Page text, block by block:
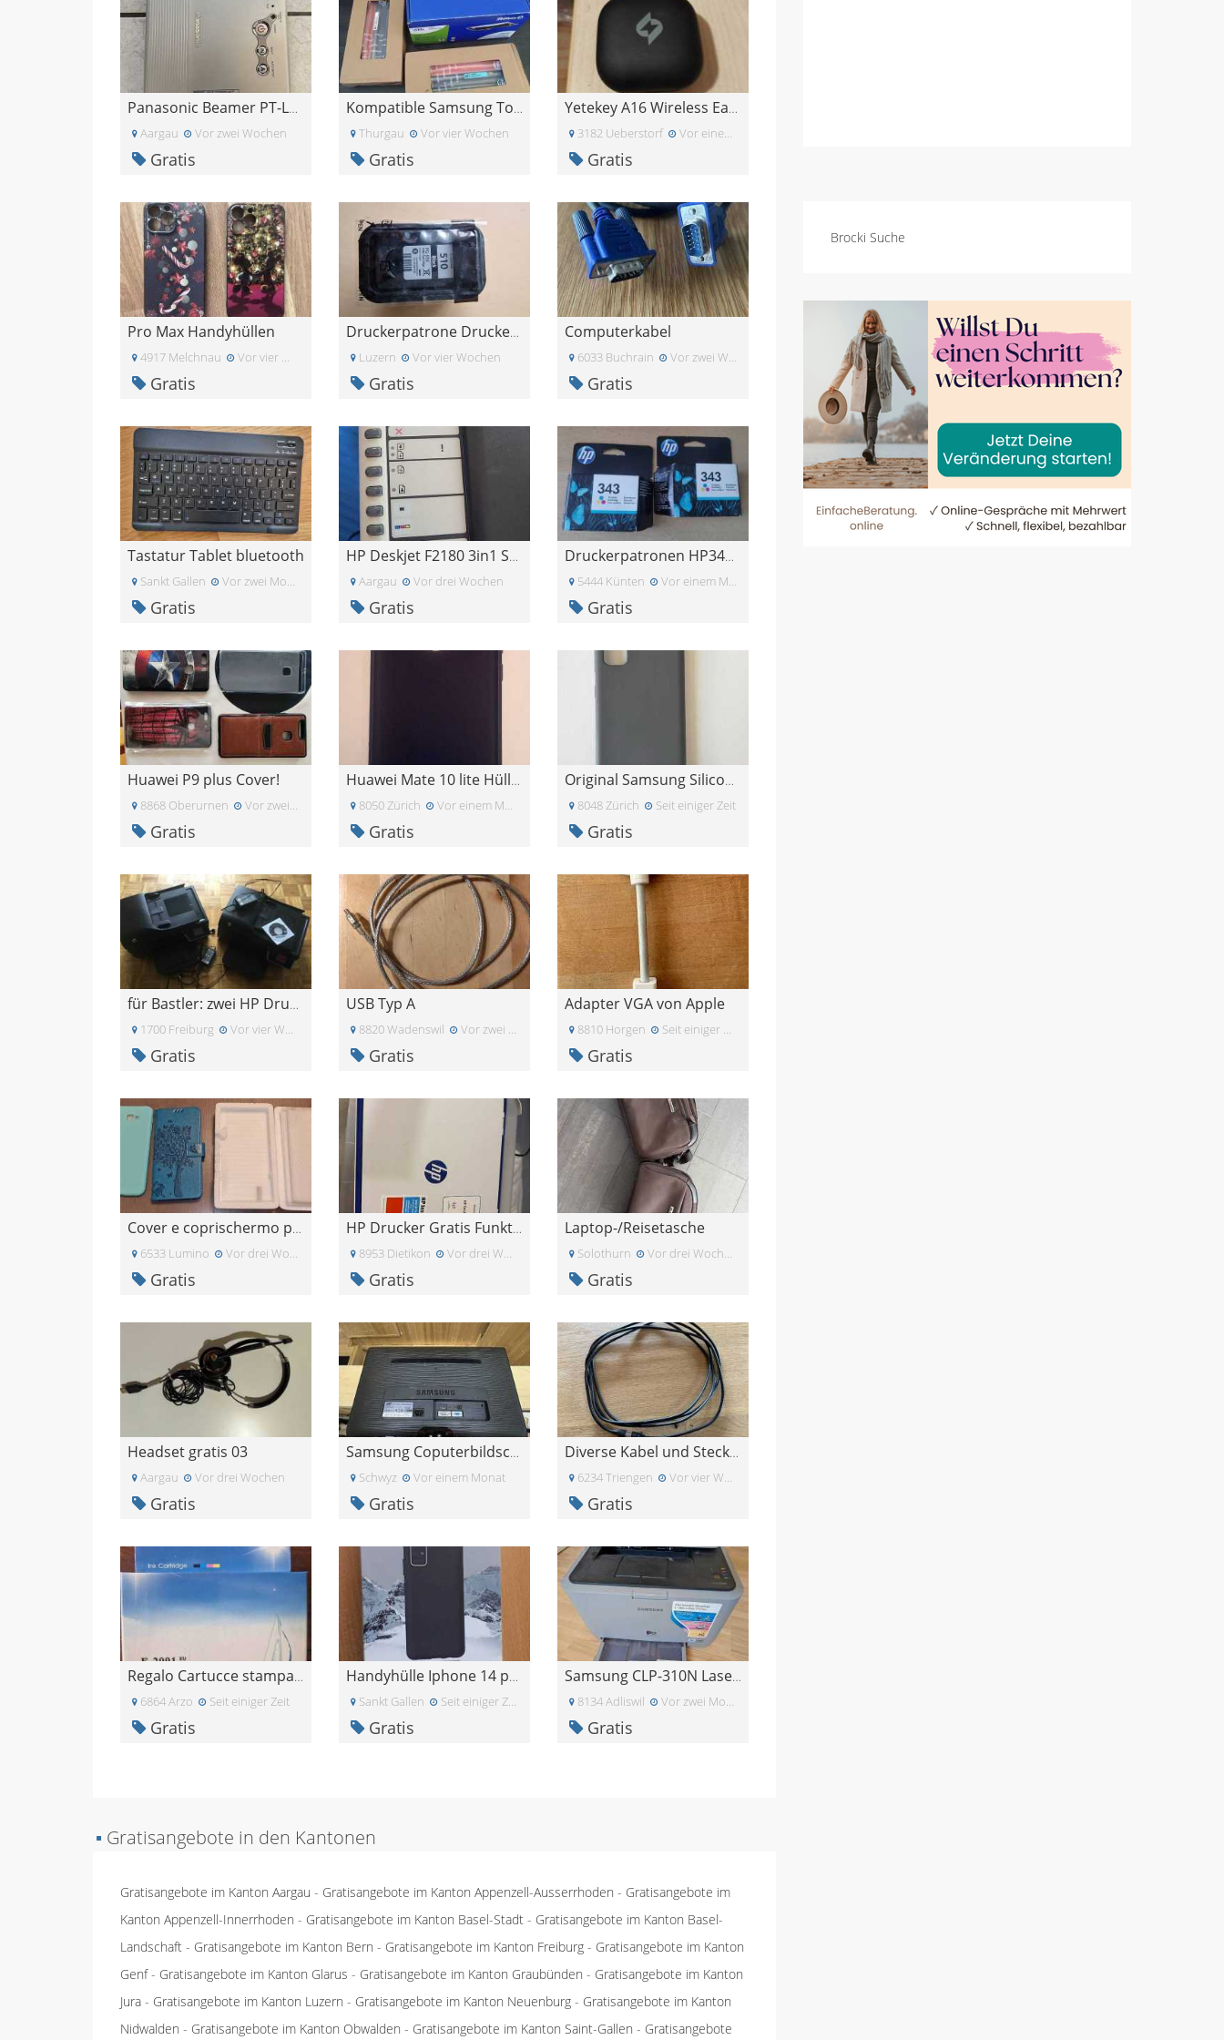
Brocki Suche
Panasonic Beamer PT-LB10NTE
Aargau Vor zwei Wochen
Gratis
Kompatible Samsung Toner CLT-K406S / CLT-C406S
Thurgau Vor vier Wochen
Gratis
Yetekey A16 Wireless Earbuds nur rechts
3182 Ueberstorf Vor einem Monat
Gratis
Pro Max Handyhüllen
4917 Melchnau Vor vier Wochen
Gratis
Druckerpatrone Druckertinte
Luzern Vor vier Wochen
Gratis
Computerkabel
6033 Buchrain Vor zwei Wochen
Gratis
Tastatur Tablet bluetooth
Sankt Gallen Vor zwei Monaten
Gratis
HP Deskjet F2180 3in1 Scanner,Drucker, Kopiergerät
Aargau Vor drei Wochen
Gratis
Druckerpatronen HP343 Farbpatronen HP 343
5444 Künten Vor einem Monat
Gratis
Huawei P9 plus Cover!
8868 Oberurnen Vor zwei Monaten
Gratis
Huawei Mate 10 lite Hülle blau
8050 Zürich Vor einem Monat
Gratis
Original Samsung Silicone Cover für Galaxy S20
8048 Zürich Seit einiger Zeit
Gratis
für Bastler: zwei HP Drucker
1700 Freiburg Vor vier Wochen
Gratis
USB Typ A
8820 Wadenswil Vor zwei Monaten
Gratis
Adapter VGA von Apple
8810 Horgen Seit einiger Zeit
Gratis
Cover e coprischermo per J4+
6533 Lumino Vor drei Wochen
Gratis
HP Drucker Gratis Funktioniert
8953 Dietikon Vor drei Wochen
Gratis
Laptop-/Reisetasche
Solothurn Vor drei Wochen
Gratis
Headset gratis 03
Aargau Vor drei Wochen
Gratis
Samsung Coputerbildschirm 23zoll
Schwyz Vor einem Monat
Gratis
Diverse Kabel und Stecker
6234 Triengen Vor vier Wochen
Gratis
Regalo Cartucce stampante epsom
6864 Arzo Seit einiger Zeit
Gratis
Handyhülle Iphone 14 pro max - neu
Sankt Gallen Seit einiger Zeit
Gratis
Samsung CLP-310N Laserdrucker
8134 Adliswil Vor zwei Monaten
Gratis
▪ Gratisangebote in den Kantonen
Gratisangebote im Kanton Aargau - Gratisangebote im Kanton Appenzell-Ausserrhoden - Gratisangebote im
Kanton Appenzell-Innerrhoden - Gratisangebote im Kanton Basel-Stadt - Gratisangebote im Kanton Basel-
Landschaft - Gratisangebote im Kanton Bern - Gratisangebote im Kanton Freiburg - Gratisangebote im Kanton
Genf- Gratisangebote im Kanton Glarus - Gratisangebote im Kanton Graubünden - Gratisangebote im Kanton
Jura - Gratisangebote im Kanton Luzern - Gratisangebote im Kanton Neuenburg - Gratisangebote im Kanton
Nidwalden - Gratisangebote im Kanton Obwalden - Gratisangebote im Kanton Saint-Gallen - Gratisangebote